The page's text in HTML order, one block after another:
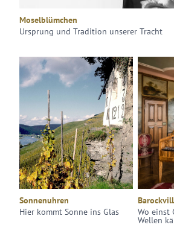
Moselblümchen
Ursprung und Tradition unserer Tracht
Sonnenuhren
Hier kommt Sonne ins Glas
Wo einst
Wellen